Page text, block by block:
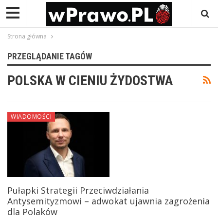
Strona główna
PRZEGLĄDANIE TAGÓW
POLSKA W CIENIU ŻYDOSTWA
WIADOMOŚCI
Pułapki Strategii Przeciwdziałania
Antysemityzmowi – adwokat ujawnia zagrożenia
dla Polaków